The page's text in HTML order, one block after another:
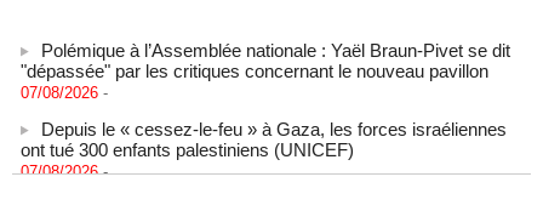
"dépassée" par les critiques concernant le nouveau pavillon
07/08/2026 -
ont tué 300 enfants palestiniens (UNICEF)
07/08/2026 -